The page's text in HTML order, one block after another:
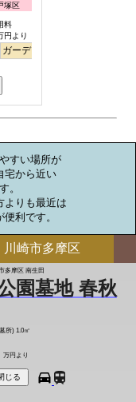
塚区
料
円より
ガーデニング
すい場所が
宅から近い
。
よりも最近は
利です。
川崎市多摩区
多摩区 南生田
園墓地 春秋
所) 1.0㎡
万円より
じる